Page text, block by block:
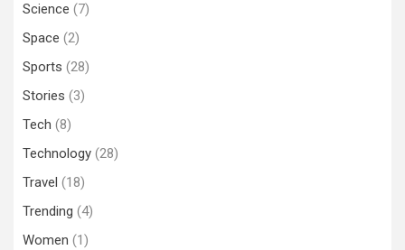
Science (7)
Space (2)
Sports (28)
Stories (3)
Tech (8)
Technology (28)
Travel (18)
Trending (4)
Women (1)